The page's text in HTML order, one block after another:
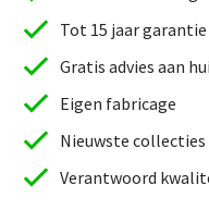
Tot 15 jaar garantie
Gratis advies aan
Eigen fabricage
Nieuwste collecties
Verantwoord